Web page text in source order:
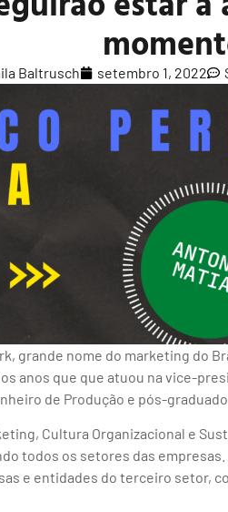
Baltrusch setembro 1, 2022
grande nome do marketing do
anos que que atuou na vice-
de Produção e pós-
Cultura Organizacional e
todos os setores das
e entidades do terceiro setor,